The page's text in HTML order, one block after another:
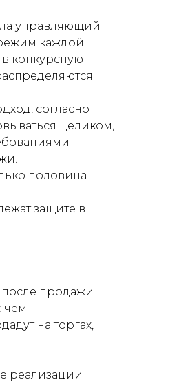
управляющий
режим каждой
конкурсную
согласно
целиком,
половина
защите в
продажи
на торгах,
реализации